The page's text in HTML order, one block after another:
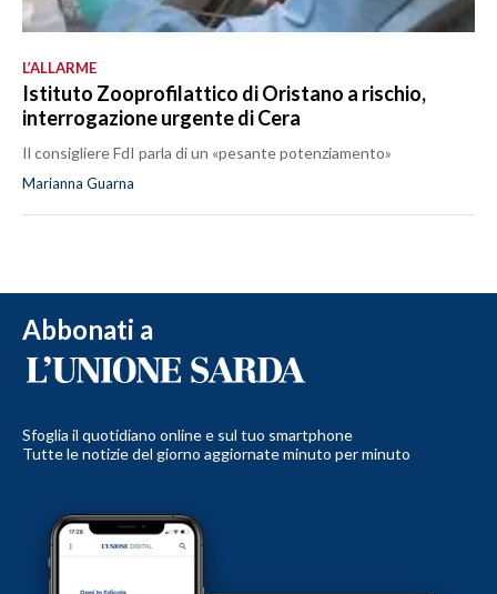
L’ALLARME
Istituto Zooprofilattico di Oristano a rischio,
interrogazione urgente di Cera
Il consigliere FdI parla di un «pesante potenziamento»
Marianna Guarna
Abbonati a
Sfoglia il quotidiano online e sul tuo smartphone
Tutte le notizie del giorno aggiornate minuto per minuto